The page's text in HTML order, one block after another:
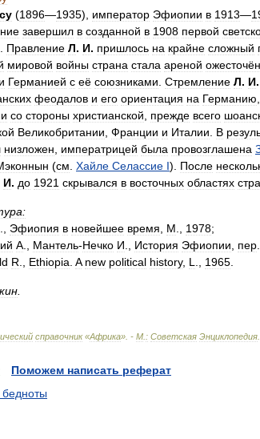
(1896—1935), император Эфиопии в 1913—
завершил в созданной в 1908 первой
Правление Л. И. пришлось на крайне сложный
мировой войны страна стала ареной
и Германией с её союзниками Стремление Л. И.
феодалов и его ориентация на Германию
со стороны христианской прежде всего
Великобритании Франции и Италии В
низложен императрицей была провозглашена
(см Хайле Селассие I). После
И. до 1921 скрывался в восточных областях
Эфиопия в новейшее время М 1978;
А Мантель-Нечко И История Эфиопии пер
R Ethiopia A new political history, L 1965
справочник«Африка». - М : Советская Энциклопедия
Поможем написать реферат
бедноты